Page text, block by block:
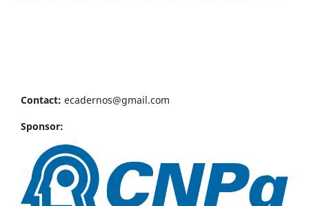
Contact: ecadernos@gmail.com
Sponsor: